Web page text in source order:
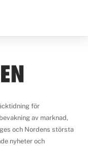
för
av marknad,
och Nordens största
nyheter och